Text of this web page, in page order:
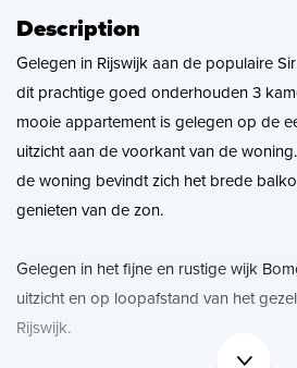
Description
Gelegen in Rijswijk aan de populaire
dit prachtige goed onderhouden 3
mooie appartement is gelegen op de
uitzicht aan de voorkant van de
de woning bevindt zich het brede
genieten van de zon.
Gelegen in het fijne en rustige wijk
uitzicht en op loopafstand van het
Rijswijk.